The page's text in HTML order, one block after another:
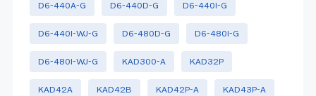
D6-440A-G D6-440D-G D6-440I-G
D6-440I-WJ-G D6-480D-G D6-480I-G
D6-480I-WJ-G KAD300-A KAD32P
KAD42A KAD42B KAD42P-A KAD43P-A